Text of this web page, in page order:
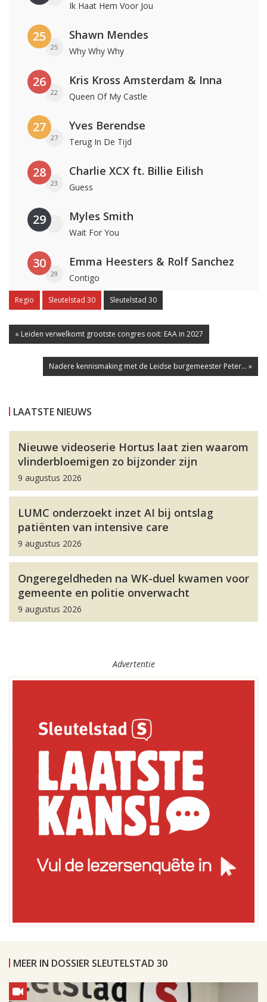
Ik Haat Hem Voor Jou
25
25
Shawn Mendes
Why Why Why
26
22
Kris Kross Amsterdam & Inna
Queen Of My Castle
27
27
Yves Berendse
Terug In De Tijd
28
23
Charlie XCX ft. Billie Eilish
Guess
29 Myles Smith
Wait For You
30
29
Emma Heesters & Rolf Sanchez
Contigo
Regio Sleutelstad 30 Sleutelstad 30
« Leiden verwelkomt grootste congres ooit: EAA in 2027
Nadere kennismaking met de Leidse burgemeester Peter... »
LAATSTE NIEUWS
Nieuwe videoserie Hortus laat zien waarom
vlinderbloemigen zo bijzonder zijn
9 augustus 2026
LUMC onderzoekt inzet AI bij ontslag
patiënten van intensive care
9 augustus 2026
Ongeregeldheden na WK-duel kwamen voor
gemeente en politie onverwacht
9 augustus 2026
Advertentie
MEER IN DOSSIER SLEUTELSTAD 30